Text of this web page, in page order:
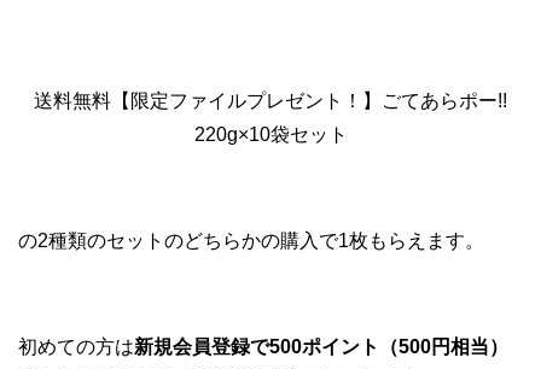
送料無料【限定ファイルプレゼント！】ごてあらポー!!
220g×10袋セット
の2種類のセットのどちらかの購入で1枚もらえます。
初めての方は新規会員登録で500ポイント（500円相当）